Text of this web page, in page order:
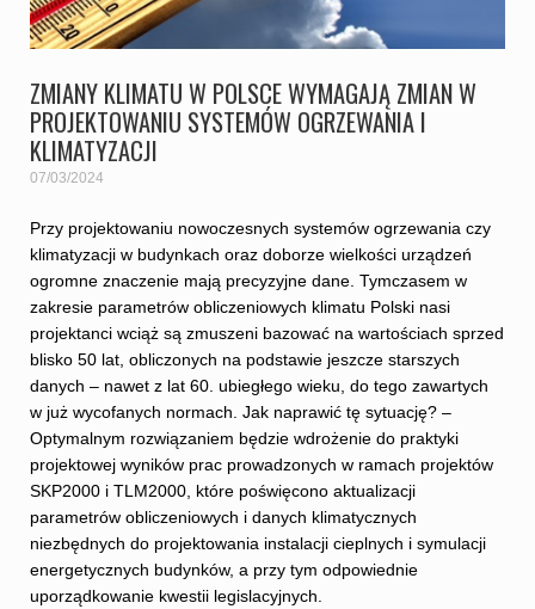
ZMIANY KLIMATU W POLSCE WYMAGAJĄ ZMIAN W
PROJEKTOWANIU SYSTEMÓW OGRZEWANIA I
KLIMATYZACJI
07/03/2024
Przy projektowaniu nowoczesnych systemów ogrzewania czy
klimatyzacji w budynkach oraz doborze wielkości urządzeń
ogromne znaczenie mają precyzyjne dane. Tymczasem w
zakresie parametrów obliczeniowych klimatu Polski nasi
projektanci wciąż są zmuszeni bazować na wartościach sprzed
blisko 50 lat, obliczonych na podstawie jeszcze starszych
danych – nawet z lat 60. ubiegłego wieku, do tego zawartych
w już wycofanych normach. Jak naprawić tę sytuację? –
Optymalnym rozwiązaniem będzie wdrożenie do praktyki
projektowej wyników prac prowadzonych w ramach projektów
SKP2000 i TLM2000, które poświęcono aktualizacji
parametrów obliczeniowych i danych klimatycznych
niezbędnych do projektowania instalacji cieplnych i symulacji
energetycznych budynków, a przy tym odpowiednie
uporządkowanie kwestii legislacyjnych.